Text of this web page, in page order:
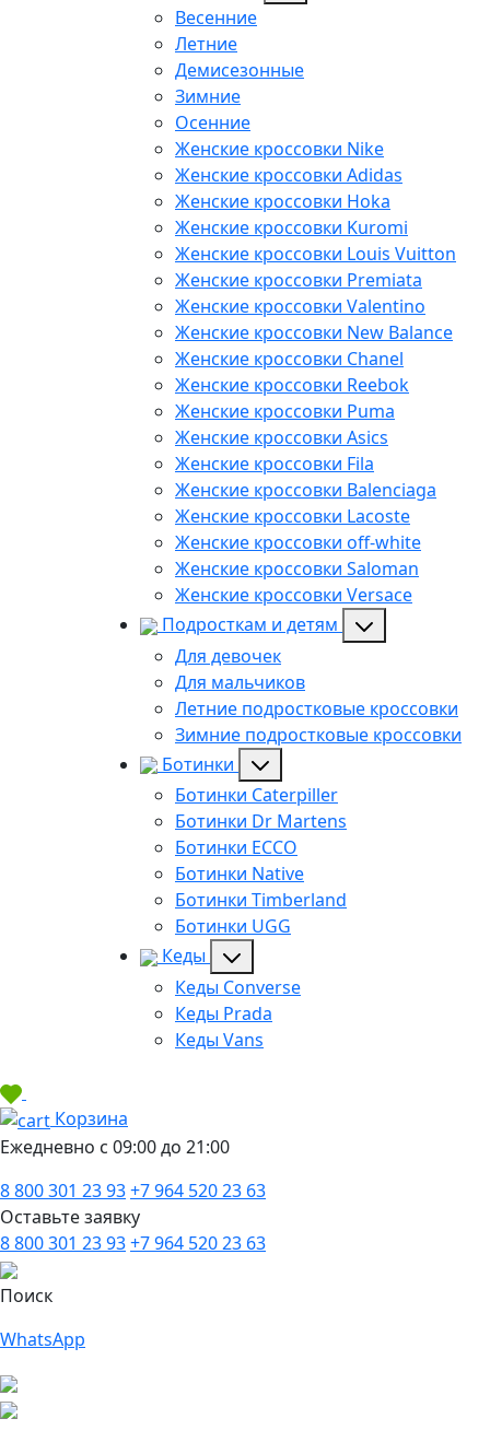
Весенние
Летние
Демисезонные
Зимние
Осенние
Женские кроссовки Nike
Женские кроссовки Adidas
Женские кроссовки Hoka
Женские кроссовки Kuromi
Женские кроссовки Louis Vuitton
Женские кроссовки Premiata
Женские кроссовки Valentino
Женские кроссовки New Balance
Женские кроссовки Chanel
Женские кроссовки Reebok
Женские кроссовки Puma
Женские кроссовки Asics
Женские кроссовки Fila
Женские кроссовки Balenciaga
Женские кроссовки Lacoste
Женские кроссовки off-white
Женские кроссовки Saloman
Женские кроссовки Versace
Подросткам и детям
Для девочек
Для мальчиков
Летние подростковые кроссовки
Зимние подростковые кроссовки
Ботинки
Ботинки Caterpiller
Ботинки Dr Martens
Ботинки ECCO
Ботинки Native
Ботинки Timberland
Ботинки UGG
Кеды
Кеды Converse
Кеды Prada
Кеды Vans
Корзина
Ежедневно с 09:00 до 21:00
8 800 301 23 93+7 964 520 23 63
Оставьте заявку
8 800 301 23 93+7 964 520 23 63
Поиск
WhatsApp